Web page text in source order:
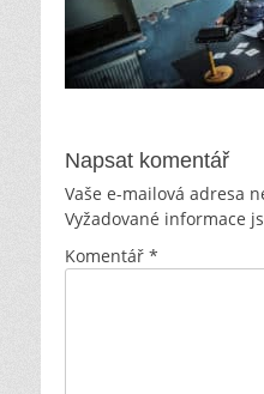
Napsat komentář
Vaše e-mailová adresa
Vyžadované informace
Komentář *